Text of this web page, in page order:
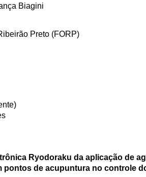
Biagini
Preto (FORP)
Ryodoraku da aplicação de
pontos de acupuntura no controle